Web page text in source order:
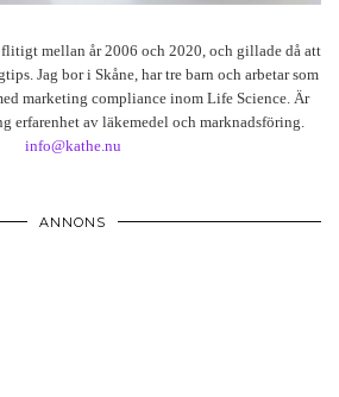
mellan år 2006 och 2020, och gillade då att
Jag bor i Skåne, har tre barn och arbetar som
marketing compliance inom Life Science. Är
erfarenhet av läkemedel och marknadsföring.
info@kathe.nu
ANNONS